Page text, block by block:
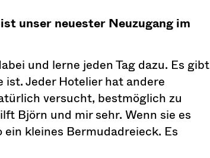
unser neuester Neuzugang im
und lerne jeden Tag dazu. Es gibt
Jeder Hotelier hat andere
versucht, bestmöglich zu
Björn und mir sehr. Wenn sie es
kleines Bermudadreieck. Es